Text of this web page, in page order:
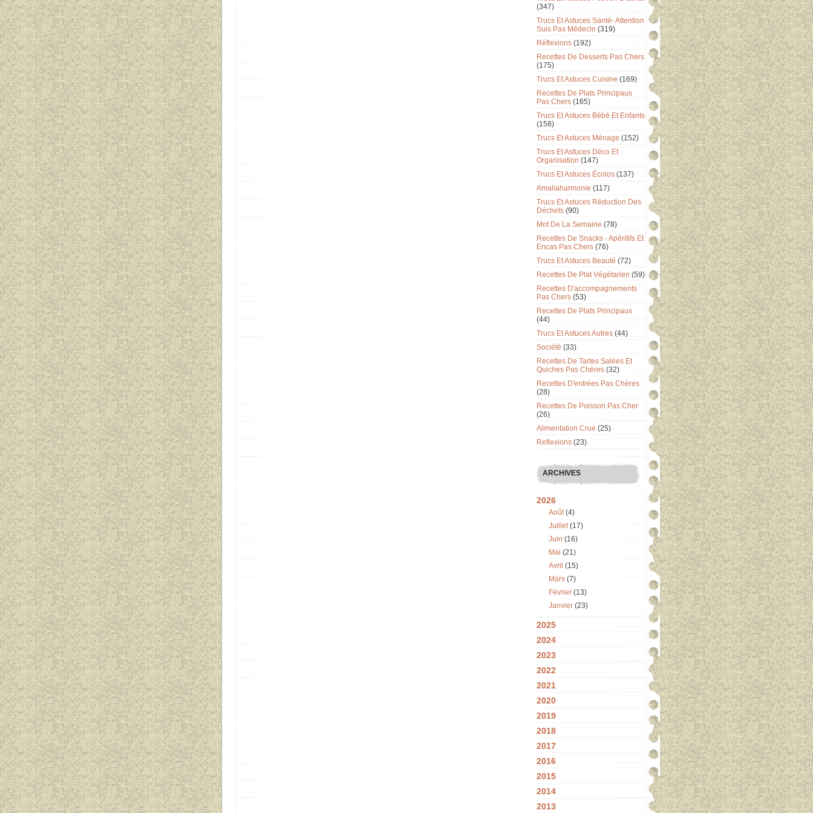
(347)
Trucs Et Astuces Santé- Attention
Suis Pas Médecin (319)
Réflexions (192)
Recettes De Desserts Pas Chers
(175)
Trucs Et Astuces Cuisine (169)
Recettes De Plats Principaux
Pas Chers (165)
Trucs Et Astuces Bébé Et Enfants
(158)
Trucs Et Astuces Ménage (152)
Trucs Et Astuces Déco Et
Organisation (147)
Trucs Et Astuces Écolos (137)
Amaliaharmonie (117)
Trucs Et Astuces Réduction Des
Déchets (90)
Mot De La Semaine (78)
Recettes De Snacks - Apéritifs Et
Encas Pas Chers (76)
Trucs Et Astuces Beauté (72)
Recettes De Plat Végétarien (59)
Recettes D'accompagnements
Pas Chers (53)
Recettes De Plats Principaux
(44)
Trucs Et Astuces Autres (44)
Société (33)
Recettes De Tartes Salées Et
Quiches Pas Chères (32)
Recettes D'entrées Pas Chères
(28)
Recettes De Poisson Pas Cher
(26)
Alimentation Crue (25)
Reflexions (23)
ARCHIVES
2026
Août(4)
Juillet(17)
Juin (16)
Mai (21)
Avril (15)
Mars (7)
Février (13)
Janvier (23)
2025
2024
2023
2022
2021
2020
2019
2018
2017
2016
2015
2014
2013